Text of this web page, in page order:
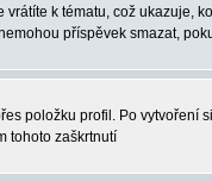
k tématu, což
příspěvek smazat,
položku profil. Po vytvoření
tohoto zaškrtnutí